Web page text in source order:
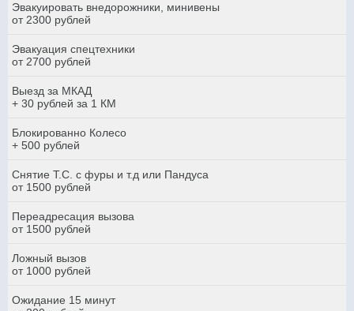
Эвакуировать внедорожники, минивены
от 2300 рублей
Эвакуация спецтехники
от 2700 рублей
Выезд за МКАД
+ 30 рублей за 1 КМ
Блокированно Колесо
+ 500 рублей
Снятие Т.С. с фуры и т.д или Пандуса
от 1500 рублей
Переадресация вызова
от 1500 рублей
Ложный вызов
от 1000 рублей
Ожидание 15 минут